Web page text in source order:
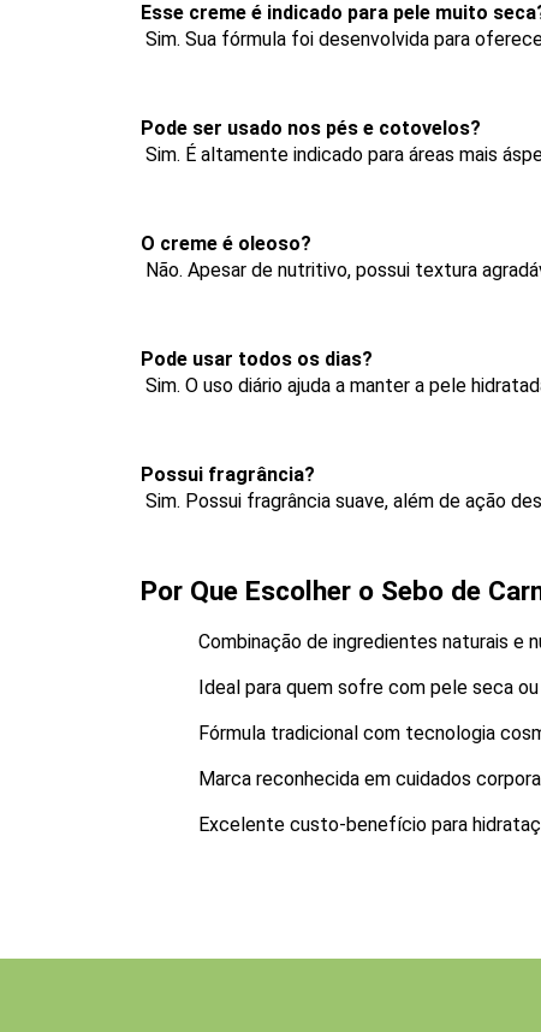
Esse creme é indicado para pele muito
Sim. Sua fórmula foi desenvolvida para
Pode ser usado nos pés e cotovelos?
Sim. É altamente indicado para áreas mais
O creme é oleoso?
Não. Apesar de nutritivo, possui textura
Pode usar todos os dias?
Sim. O uso diário ajuda a manter a pele
Possui fragrância?
Sim. Possui fragrância suave, além de ação
Por Que Escolher o Sebo de
Combinação de ingredientes naturais e
Ideal para quem sofre com pele seca
Fórmula tradicional com tecnologia
Marca reconhecida em cuidados
Excelente custo-benefício para